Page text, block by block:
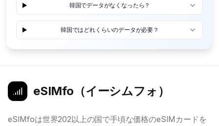
韓国でデータがなくなったら？
韓国ではどれくらいのデータが必要？
eSIMfo（イーシムフォ）
eSIMfoは世界202以上の国で手頃な価格のeSIMカードを